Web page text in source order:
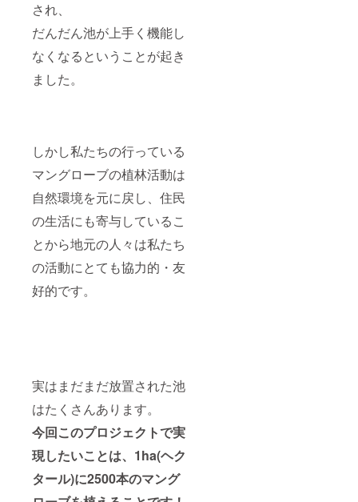
され、
だんだん池が上手く機能し
なくなるということが起き
ました。
しかし私たちの行っている
マングローブの植林活動は
自然環境を元に戻し、住民
の生活にも寄与しているこ
とから地元の人々は私たち
の活動にとても協力的・友
好的です。
実はまだまだ放置された池
はたくさんあります。
今回このプロジェクトで実
現したいことは、1ha(ヘク
タール)に2500本のマング